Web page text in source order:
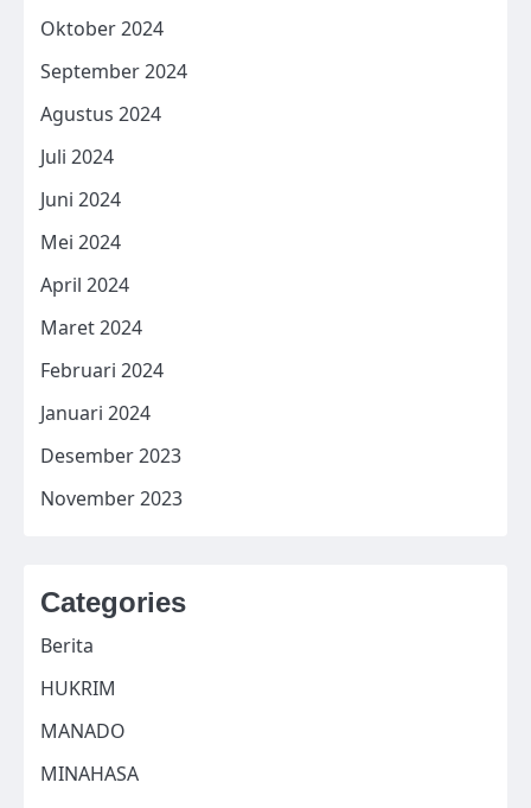
Oktober 2024
September 2024
Agustus 2024
Juli 2024
Juni 2024
Mei 2024
April 2024
Maret 2024
Februari 2024
Januari 2024
Desember 2023
November 2023
Categories
Berita
HUKRIM
MANADO
MINAHASA